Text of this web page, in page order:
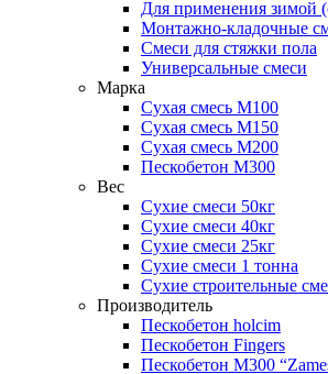
Для применения
Монтажно-кладочные
Смеси для стяжки пола
Универсальные смеси
Марка
Сухая смесь М100
Сухая смесь М150
Сухая смесь М200
Пескобетон М300
Вес
Сухие смеси 50кг
Сухие смеси 40кг
Сухие смеси 25кг
Сухие смеси 1 тонна
Сухие строительные
Производитель
Пескобетон holcim
Пескобетон Fingers
Пескобетон М300